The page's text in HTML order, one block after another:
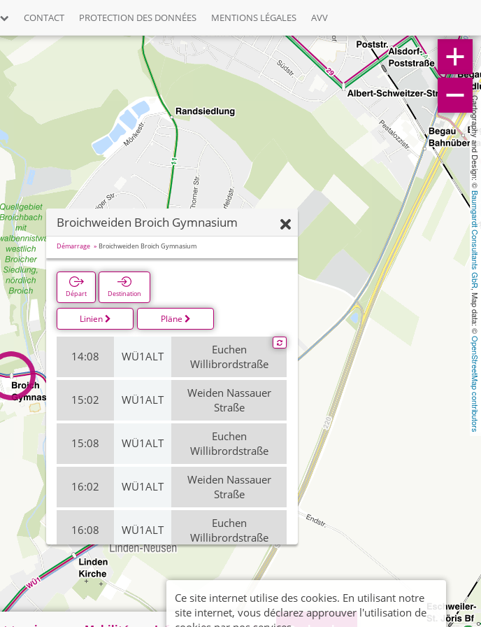
CONTACT PROTECTION DES DONNÉES MENTIONS LÉGALES AVV
Cartography and Design: ©
Baumgardt Consultants GbR
, Map data: ©
OpenStreetMap contributors
Broichweiden Broich Gymnasium
Démarrage Broichweiden Broich Gymnasium
Départ Destination
Linien Pläne
14:08 WÜ1ALT
Euchen
Willibrordstraße
15:02 WÜ1ALT
Weiden Nassauer
Straße
15:08 WÜ1ALT
Euchen
Willibrordstraße
16:02 WÜ1ALT
Weiden Nassauer
Straße
16:08 WÜ1ALT
Euchen
Willibrordstraße
Ce site internet utilise des cookies. En utilisant notre
site internet, vous déclarez approuver l'utilisation de